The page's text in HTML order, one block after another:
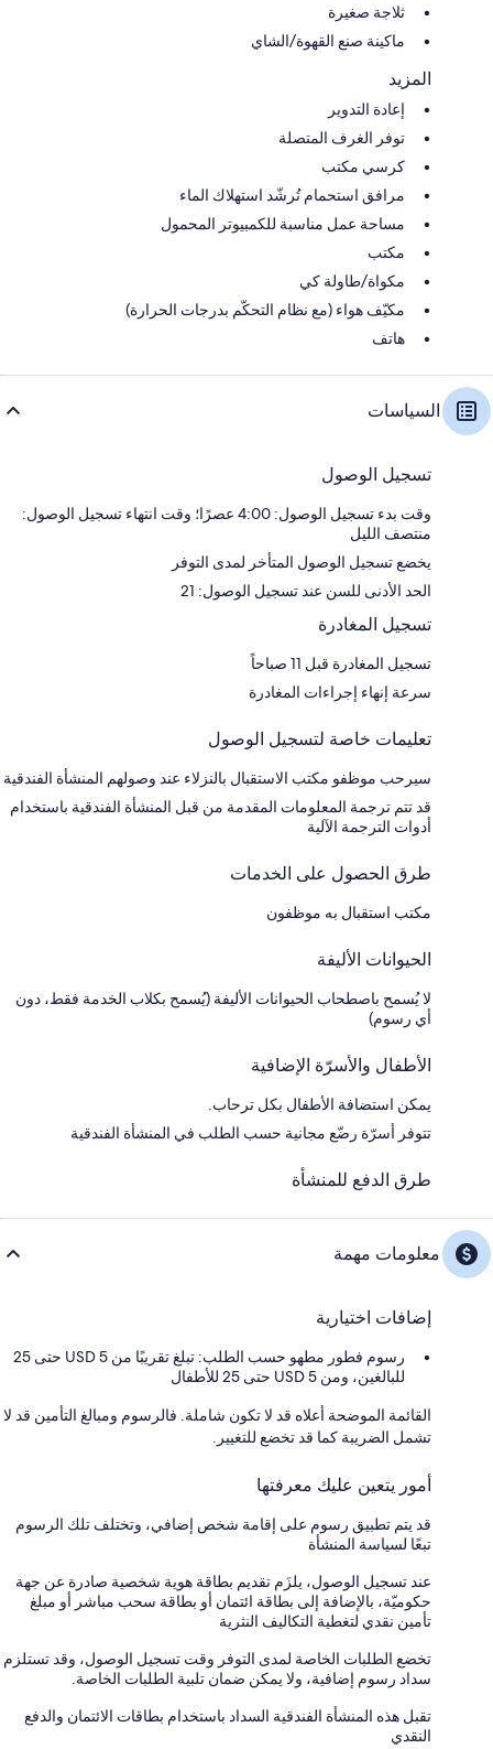
ثلاجة صغيرة
ماكينة صنع القهوة/الشاي
المزيد
إعادة التدوير
توفر الغرف المتصلة
كرسي مكتب
مرافق استحمام تُرشّد استهلاك الماء
مساحة عمل مناسبة للكمبيوتر المحمول
مكتب
مكواة/طاولة كي
مكيّف هواء (مع نظام التحكّم بدرجات الحرارة)
هاتف
السياسات
تسجيل الوصول
وقت بدء تسجيل الوصول: 4:00 عصرًا؛ وقت انتهاء تسجيل الوصول:
منتصف الليل
يخضع تسجيل الوصول المتأخر لمدى التوفر
الحد الأدنى للسن عند تسجيل الوصول: 21
تسجيل المغادرة
تسجيل المغادرة قبل 11 صباحاً
سرعة إنهاء إجراءات المغادرة
تعليمات خاصة لتسجيل الوصول
سيرحب موظفو مكتب الاستقبال بالنزلاء عند وصولهم المنشأة الفندقية
قد تتم ترجمة المعلومات المقدمة من قبل المنشأة الفندقية باستخدام
أدوات الترجمة الآلية
طرق الحصول على الخدمات
مكتب استقبال به موظفون
الحيوانات الأليفة
لا يُسمح باصطحاب الحيوانات الأليفة (يُسمح بكلاب الخدمة فقط، دون
أي رسوم)
الأطفال والأسرّة الإضافية
يمكن استضافة الأطفال بكل ترحاب.
تتوفر أسرّة رضّع مجانية حسب الطلب في المنشأة الفندقية
طرق الدفع للمنشأة
معلومات مهمة
إضافات اختيارية
رسوم فطور مطهو حسب الطلب: تبلغ تقريبًا من USD 5 حتى 25
للبالغين، ومن USD 5 حتى 25 للأطفال
القائمة الموضحة أعلاه قد لا تكون شاملة. فالرسوم ومبالغ التأمين قد لا
تشمل الضريبة كما قد تخضع للتغيير.
أمور يتعين عليك معرفتها
قد يتم تطبيق رسوم على إقامة شخص إضافي، وتختلف تلك الرسوم
تبعًا لسياسة المنشأة
عند تسجيل الوصول، يلزَم تقديم بطاقة هوية شخصية صادرة عن جهة
حكوميّة، بالإضافة إلى بطاقة ائتمان أو بطاقة سحب مباشر أو مبلغ
تأمين نقدي لتغطية التكاليف النثرية
تخضع الطلبات الخاصة لمدى التوفر وقت تسجيل الوصول، وقد تستلزم
سداد رسوم إضافية، ولا يمكن ضمان تلبية الطلبات الخاصة.
تقبل هذه المنشأة الفندقية السداد باستخدام بطاقات الائتمان والدفع
النقدي